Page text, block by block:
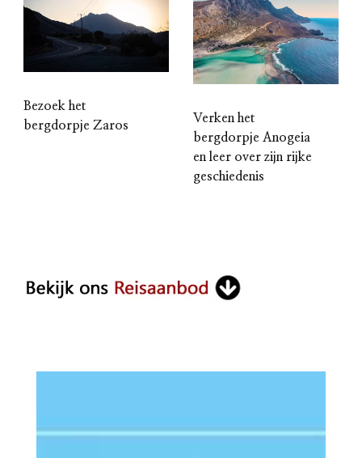
Bezoek het
bergdorpje Zaros
Verken het
bergdorpje Anogeia
en leer over zijn rijke
geschiedenis